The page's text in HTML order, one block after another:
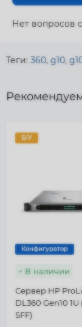
Нет вопросов
Теги: 360, g10,
Б/У
Конфигуратор
В наличии
Сервер HP
DL360 Gen10 1U
SFF)